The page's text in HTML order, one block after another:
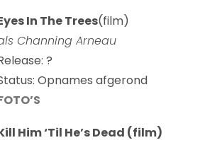
In The Trees(film)
Channing Arneau
?
Opnames afgerond
Him ‘Til He’s Dead (film)